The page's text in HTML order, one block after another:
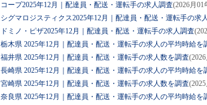
コープ2025年12月｜配達員・配送・運転手の求人調査(2026月01
シグマロジスティクス2025年12月｜配達員・配送・運転手の求
ドミノ・ピザ2025年12月｜配達員・配送・運転手の求人調査
栃木県 2025年12月｜配達員・配送・運転手の求人の平均時給を
福井県 2025年12月｜配達員・配送・運転手の求人数を調査
長崎県 2025年12月｜配達員・配送・運転手の求人の平均時給を
宮崎県 2025年12月｜配達員・配送・運転手の求人数を調査
奈良県 2025年12月｜配達員・配送・運転手の求人の平均時給を